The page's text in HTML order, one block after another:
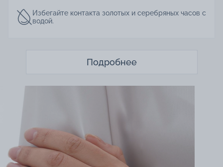
Избегайте контакта золотых и серебряных часов с
водой.
Подробнее